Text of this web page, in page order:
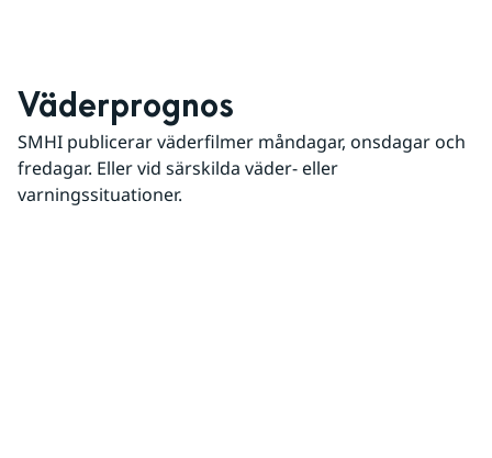
Väderprognos
SMHI publicerar väderfilmer måndagar, onsdagar och
fredagar. Eller vid särskilda väder- eller
varningssituationer.